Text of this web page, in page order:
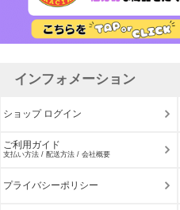
インフォメーション
ショップ ログイン
ご利用ガイド
支払い方法 / 配送方法 / 会社概要
プライバシーポリシー